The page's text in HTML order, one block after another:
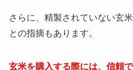
さらに、精製されていない玄
との指摘もあります。
玄米を購入する際には、信頼